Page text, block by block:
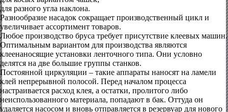
для разного угла наклона.
Разнообразие насадок сокращает производственный цикл и
увеличивает ассортимент товаров.
Любое производство бруса требует присутствие клеевых машин.
Оптимальным вариантом для производства являются
клеенаносящие установки ленточного типа. Они условно
делятся на две большие группы станков.
Постоянной циркуляции – такие аппараты наносят на ламели
клей непрерывной полосой. Перед началом процесса
настраивается расход клея, а остатки, пролитого либо
неиспользованного материала, попадают в бак. Оттуда он
удаляется насосом и вновь отправляется в резервуар для нового